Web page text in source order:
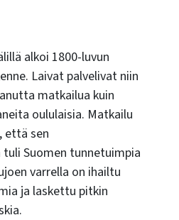
alkoi 1800-luvun
Laivat palvelivat niin
matkailua kuin
oululaisia. Matkailu
että sen
Suomen tunnetuimpia
varrella on ihailtu
ja laskettu pitkin